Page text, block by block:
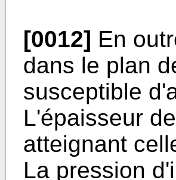
[0012] En
dans le plan
susceptible
L'épaisseur
atteignant
La pression